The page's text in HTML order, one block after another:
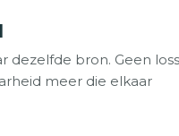
dezelfde bron. Geen
meer die elkaar